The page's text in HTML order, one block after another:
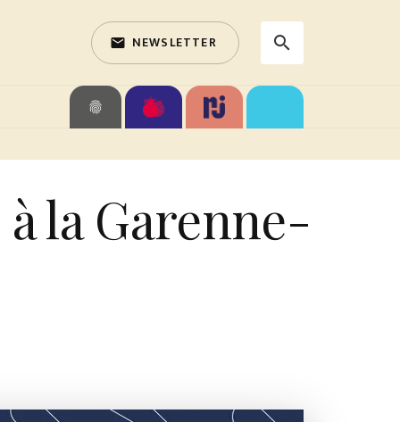
email NEWSLETTER search
fingerprint
search
la Garenne-